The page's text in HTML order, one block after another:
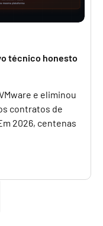
técnico honesto
e eliminou
contratos de
2026, centenas